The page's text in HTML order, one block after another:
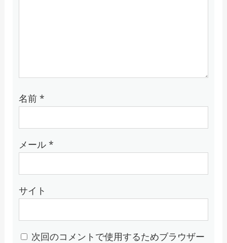
名前 *
メール *
サイト
次回のコメントで使用するためブラウザー